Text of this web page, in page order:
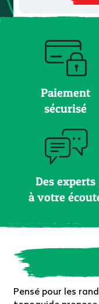
Paiement
sécurisé
Des experts
à votre
Pensé pour les